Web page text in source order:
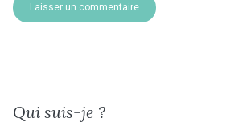
Qui suis-je ?